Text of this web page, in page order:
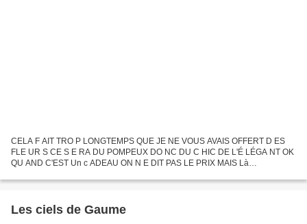
CELA F AIT TRO P LONGTEMPS QUE JE NE VOUS AVAIS OFFERT D ES
FLE UR S CE S E RA DU POMPEUX DO NC DU C HIC DE L'É LÉGA NT OK
QU AND C'EST Un c ADEAU ON N E DIT PAS LE PRIX MAIS Là
d'artiste...
Les ciels de Gaume